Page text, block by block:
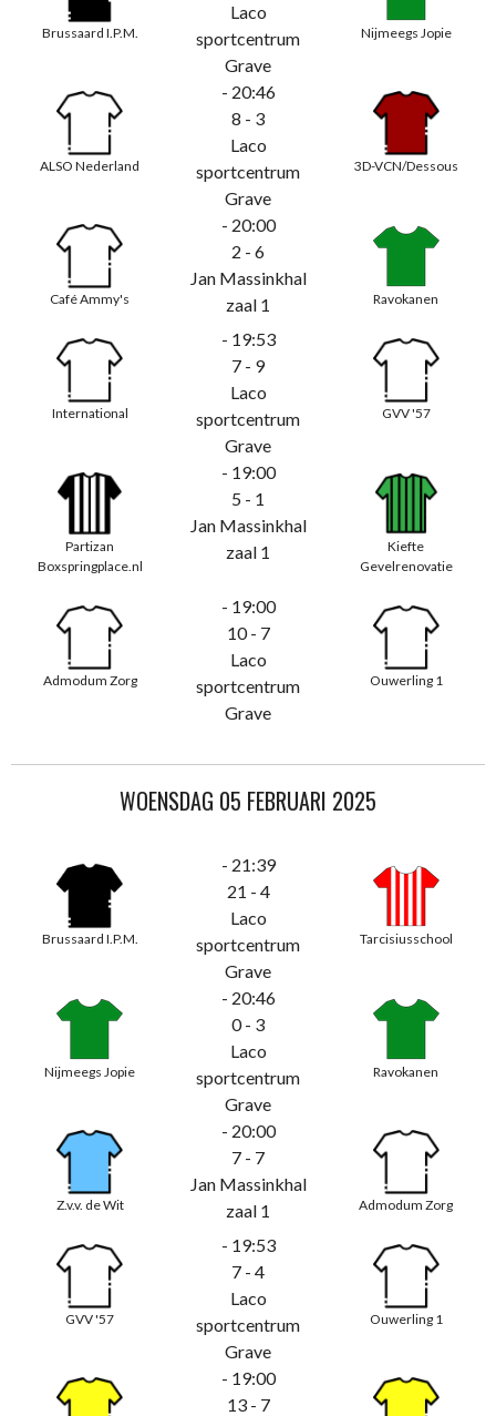
Brussaard I.P.M.
Laco
sportcentrum
Grave
Nijmeegs Jopie
ALSO Nederland
- 20:46
8 - 3
Laco
sportcentrum
Grave
3D-VCN/Dessous
Café Ammy's
- 20:00
2 - 6
Jan Massinkhal
zaal 1
Ravokanen
International
- 19:53
7 - 9
Laco
sportcentrum
Grave
GVV '57
Partizan
Boxspringplace.nl
- 19:00
5 - 1
Jan Massinkhal
zaal 1
Kiefte
Gevelrenovatie
Admodum Zorg
- 19:00
10 - 7
Laco
sportcentrum
Grave
Ouwerling 1
WOENSDAG 05 FEBRUARI 2025
Brussaard I.P.M.
- 21:39
21 - 4
Laco
sportcentrum
Grave
Tarcisiusschool
Nijmeegs Jopie
- 20:46
0 - 3
Laco
sportcentrum
Grave
Ravokanen
Z.v.v. de Wit
- 20:00
7 - 7
Jan Massinkhal
zaal 1
Admodum Zorg
GVV '57
- 19:53
7 - 4
Laco
sportcentrum
Grave
Ouwerling 1
- 19:00
13 - 7